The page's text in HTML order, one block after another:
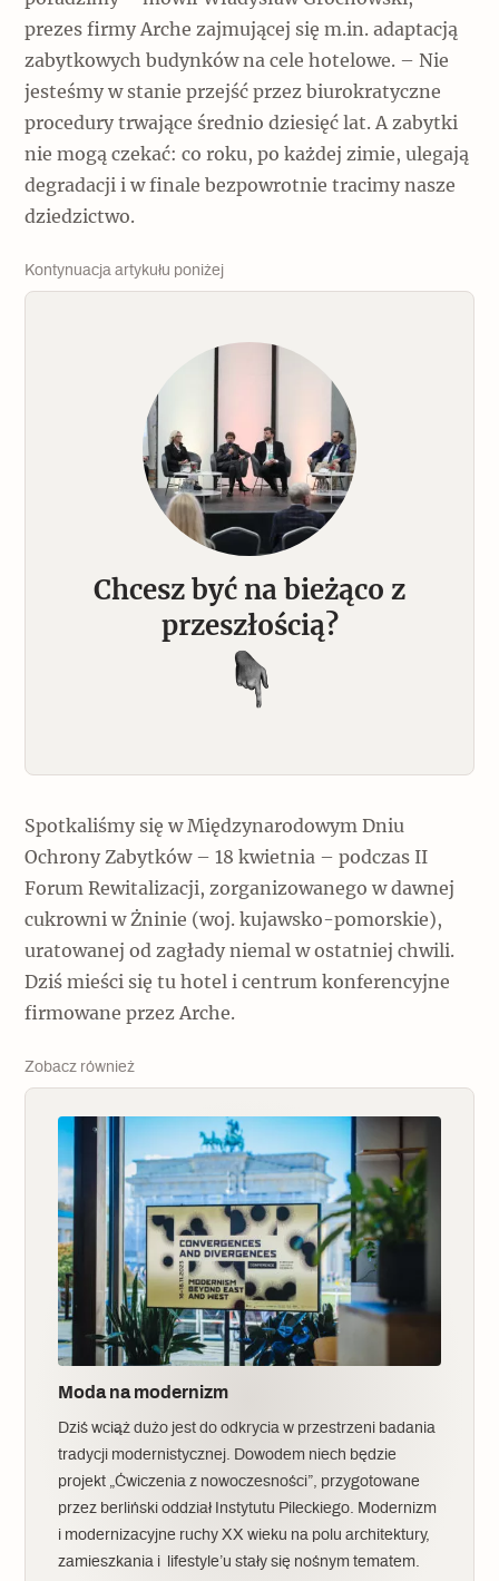
prezes firmy Arche zajmującej się m.in. adaptacją
zabytkowych budynków na cele hotelowe. – Nie
jesteśmy w stanie przejść przez biurokratyczne
procedury trwające średnio dziesięć lat. A zabytki
nie mogą czekać: co roku, po każdej zimie, ulegają
degradacji i w finale bezpowrotnie tracimy nasze
dziedzictwo.
Kontynuacja artykułu poniżej
Chcesz być na bieżąco z
przeszłością?
Spotkaliśmy się w Międzynarodowym Dniu
Ochrony Zabytków – 18 kwietnia – podczas II
Forum Rewitalizacji, zorganizowanego w dawnej
cukrowni w Żninie (woj. kujawsko-pomorskie),
uratowanej od zagłady niemal w ostatniej chwili.
Dziś mieści się tu hotel i centrum konferencyjne
firmowane przez Arche.
Zobacz również
Moda na modernizm
Dziś wciąż dużo jest do odkrycia w przestrzeni badania
tradycji modernistycznej. Dowodem niech będzie
projekt „Ćwiczenia z nowoczesności”, przygotowane
przez berliński oddział Instytutu Pileckiego. Modernizm
i modernizacyjne ruchy XX wieku na polu architektury,
zamieszkania i lifestyle’u stały się nośnym tematem.